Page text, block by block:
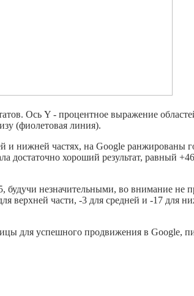
Ось Y - процентное выражение
(фиолетовая линия).
нижней частях, на Google ранжированы
достаточно хороший результат, равный
незначительными, во внимание не
верхней части, -3 для средней и -17 для
для успешного продвижения в Google,